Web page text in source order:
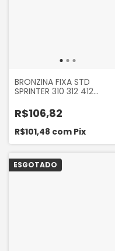
BRONZINA FIXA STD
SPRINTER 310 312 412
BLAZER 2.5 1996 A 2000 S10
2.5 1996 A 2000 FRONTIER
22656
R$106,82
R$101,48 com Pix
ESGOTADO